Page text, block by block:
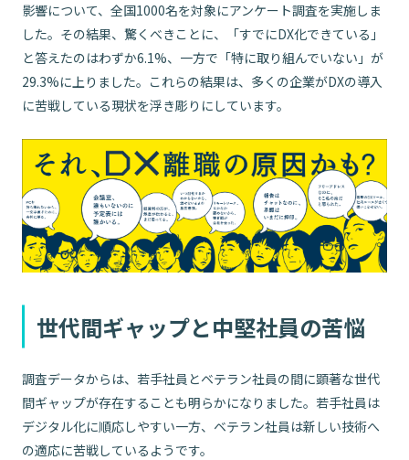
影響について、全国1000名を対象にアンケート調査を実施しま
した。その結果、驚くべきことに、「すでにDX化できている」
と答えたのはわずか6.1%、一方で「特に取り組んでいない」が
29.3%に上りました。これらの結果は、多くの企業がDXの導入
に苦戦している現状を浮き彫りにしています。
世代間ギャップと中堅社員の苦悩
調査データからは、若手社員とベテラン社員の間に顕著な世代
間ギャップが存在することも明らかになりました。若手社員は
デジタル化に順応しやすい一方、ベテラン社員は新しい技術へ
の適応に苦戦しているようです。